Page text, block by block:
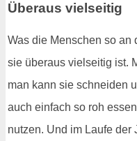
Überaus vielseitig
Was die Menschen so an
sie überaus vielseitig ist.
man kann sie schneiden
auch einfach so roh
nutzen. Und im Laufe der